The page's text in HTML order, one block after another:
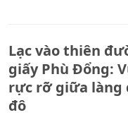
Lạc vào thiên
giấy Phù Đổng:
rực rỡ giữa làng
đô